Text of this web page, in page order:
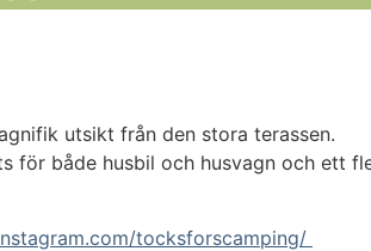
utsikt från den stora terassen.
för både husbil och husvagn och ett
tocksforscamping/